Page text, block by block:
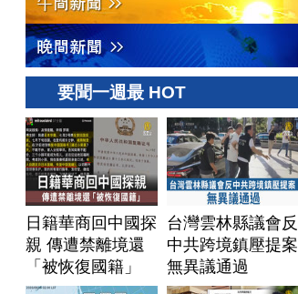
要聞一週最 HOT
日籍華商回中國探
親 傳遭禁離境還
「被恢復國籍」
台灣雲林縣議會反
中共跨境鎮壓提案
無異議通過